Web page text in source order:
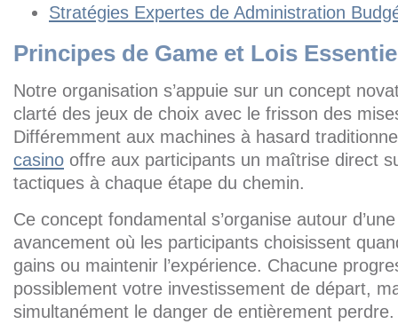
Stratégies Expertes de Administration
Principes de Game et Lois
Notre organisation s’appuie sur un concept
clarté des jeux de choix avec le frisson des
Différemment aux machines à hasard
casino offre aux participants un maîtrise direct
tactiques à chaque étape du chemin.
Ce concept fondamental s’organise autour
avancement où les participants choisissent
gains ou maintenir l’expérience. Chacune
possiblement votre investissement de départ,
simultanément le danger de entièrement